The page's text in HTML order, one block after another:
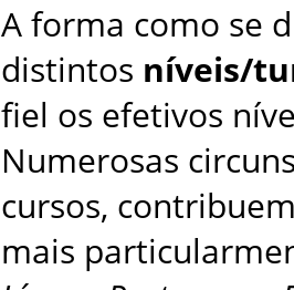
A forma como se
distintos níveis/
fiel os efetivos
Numerosas
cursos,
mais